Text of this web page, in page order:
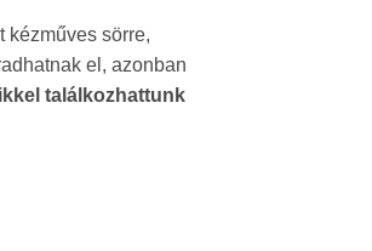
kézműves sörre,
el, azonban
találkozhattunk